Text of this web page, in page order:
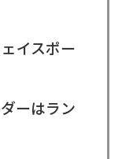
イスポー
ーはラン